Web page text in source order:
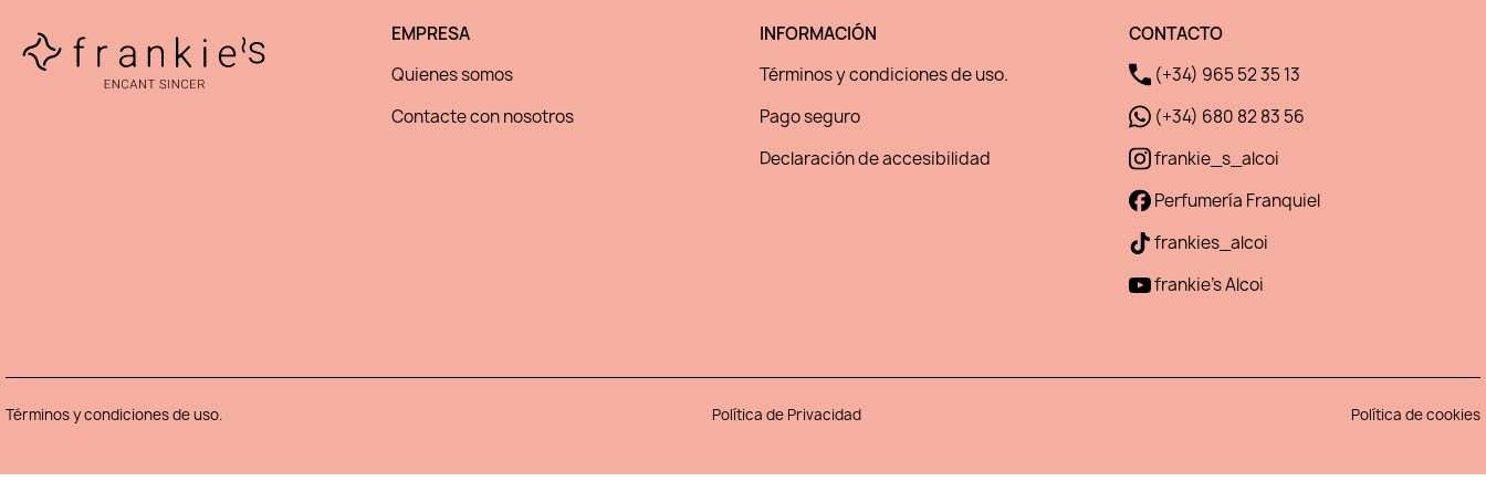
EMPRESA
Quienes somos
Contacte con nosotros
INFORMACIÓN
Términos y condiciones de uso.
Pago seguro
Declaración de accesibilidad
CONTACTO
(+34) 965 52 35 13
(+34) 680 82 83 56
frankie_s_alcoi
Perfumería Franquiel
frankies_alcoi
frankie's Alcoi
Términos y condiciones de uso. Política de Privacidad Política de cookies